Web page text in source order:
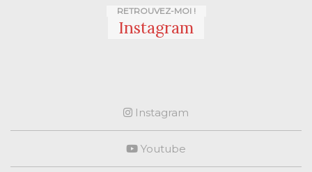
RETROUVEZ-MOI !
Instagram
Instagram
Youtube